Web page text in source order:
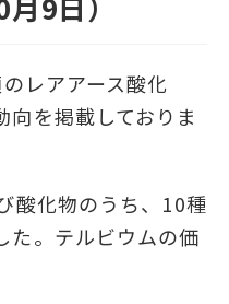
レアアース酸化
を掲載しておりま
酸化物のうち、10種
た。テルビウムの価